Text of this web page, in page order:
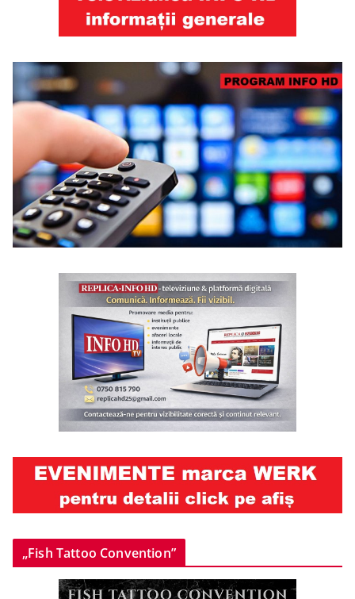
„Fish Tattoo Convention”